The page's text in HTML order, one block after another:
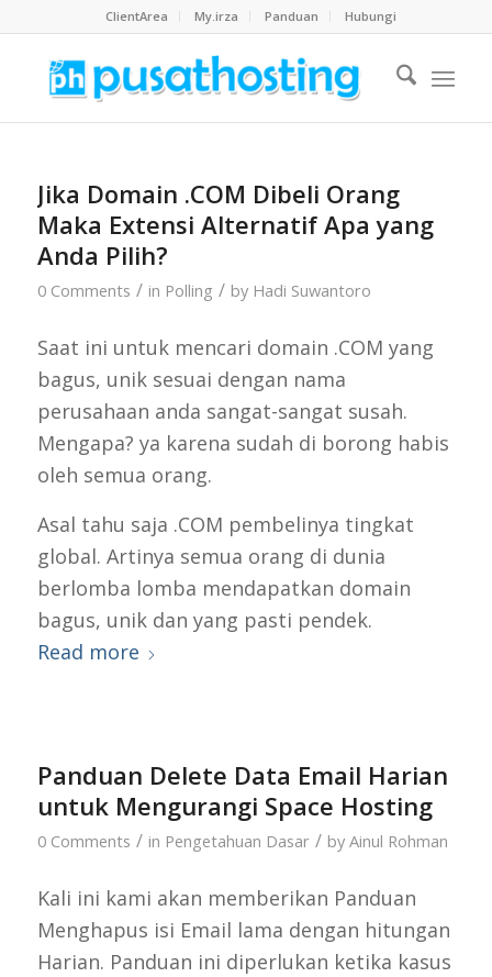
ClientArea My.irza Panduan Hubungi
Jika Domain .COM Dibeli Orang
Maka Extensi Alternatif Apa yang
Anda Pilih?
0 Comments / in Polling / by Hadi Suwantoro
Saat ini untuk mencari domain .COM yang
bagus, unik sesuai dengan nama
perusahaan anda sangat-sangat susah.
Mengapa? ya karena sudah di borong habis
oleh semua orang.
Asal tahu saja .COM pembelinya tingkat
global. Artinya semua orang di dunia
berlomba lomba mendapatkan domain
bagus, unik dan yang pasti pendek.
Read more
Panduan Delete Data Email Harian
untuk Mengurangi Space Hosting
0 Comments / in Pengetahuan Dasar / by Ainul Rohman
Kali ini kami akan memberikan Panduan
Menghapus isi Email lama dengan hitungan
Harian. Panduan ini diperlukan ketika kasus